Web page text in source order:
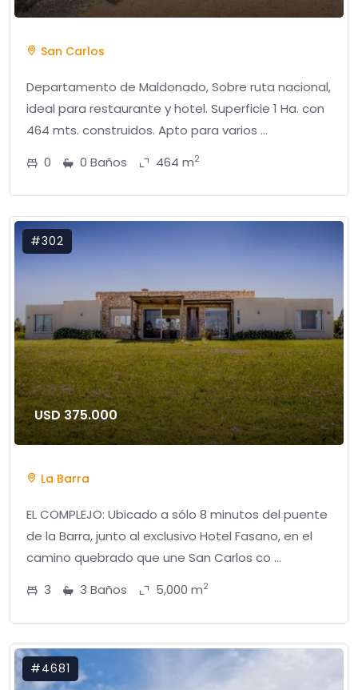
San Carlos
Departamento de Maldonado, Sobre ruta nacional,
ideal para restaurante y hotel. Superficie 1 Ha. con
464 mts. construidos. Apto para varios ...
0
0 Baños 464 m2
#302
USD 375.000
La Barra
EL COMPLEJO: Ubicado a sólo 8 minutos del puente
de la Barra, junto al exclusivo Hotel Fasano, en el
camino quebrado que une San Carlos co ...
3
3 Baños 5,000 m2
#4681